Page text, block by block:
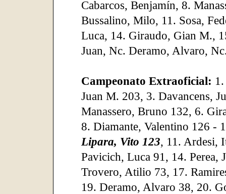
Cabarcos, Benjamín, 8.
Bussalino, Milo, 11. Sosa,
Luca, 14. Giraudo, Gian M.,
Juan, Nc. Deramo, Alvaro,
Campeonato Extraoficial:
Juan M. 203, 3. Davancens,
Manassero, Bruno 132, 6.
8. Diamante, Valentino 126 -
Lipara, Vito 123, 11. Ardesi,
Pavicich, Luca 91, 14.
Trovero, Atilio 73, 17.
19. Deramo, Alvaro 38, 20.